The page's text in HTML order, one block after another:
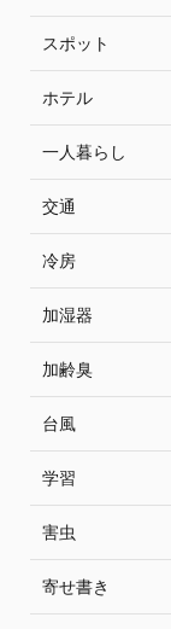
スポット
ホテル
一人暮らし
交通
冷房
加湿器
加齢臭
台風
学習
害虫
寄せ書き